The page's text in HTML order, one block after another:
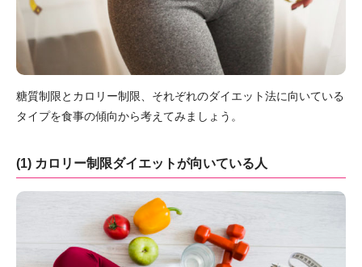
糖質制限とカロリー制限、それぞれのダイエット法に向いている
タイプを食事の傾向から考えてみましょう。
(1) カロリー制限ダイエットが向いている人